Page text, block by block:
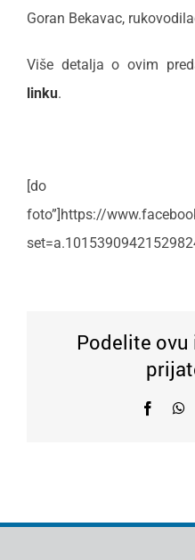
Goran Bekavac,
Više detalja o ovim
linku.
[do
foto”]https://
Podelite